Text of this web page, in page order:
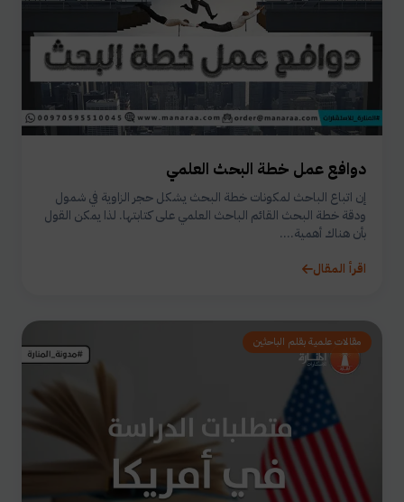
دوافع عمل خطة البحث العلمي
إن اتباع الباحث لمكونات خطة البحث يشكل حجر الزاوية في شمول
ودقة خطة البحث القائم الباحث العلمي على كتابتها. لذا يمكن القول
بأن هناك أهمية....
اقرأ المقال
مقالات علمية بقلم الباحثين